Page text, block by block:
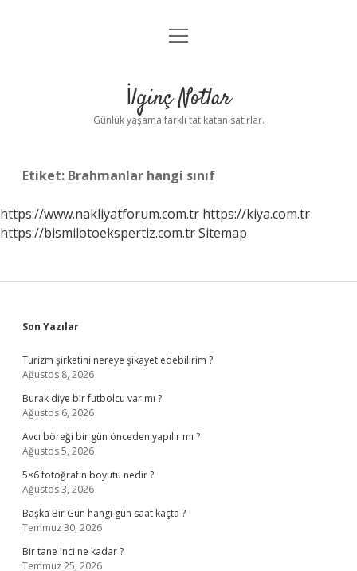
Anasayfa
Yasal Uyarı
menüyü
İlginç Notlar
Günlük yaşama farklı tat katan satırlar.
Etiket: Brahmanlar hangi sınıf
https://www.nakliyatforum.com.tr https://kiya.com.tr
https://bismilotoekspertiz.com.trSitemap
Sidebar
Son Yazılar
Turizm şirketini nereye şikayet edebilirim ?
Ağustos 8, 2026
Burak diye bir futbolcu var mı ?
Ağustos 6, 2026
Avcı böreği bir gün önceden yapılır mı ?
Ağustos 5, 2026
5×6 fotoğrafın boyutu nedir ?
Ağustos 3, 2026
Başka Bir Gün hangi gün saat kaçta ?
Temmuz 30, 2026
Bir tane inci ne kadar ?
Temmuz 25, 2026